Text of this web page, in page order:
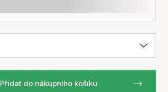
Přidat do nákupního košíku